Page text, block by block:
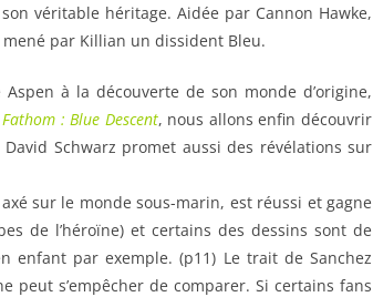
véritable héritage. Aidée par Cannon Hawke,
par Killian un dissident Bleu.
à la découverte de son monde d’origine,
Fathom : Blue Descent, nous allons enfin découvrir
Schwarz promet aussi des révélations sur
sur le monde sous-marin, est réussi et gagne
de l’héroïne) et certains des dessins sont de
enfant par exemple. (p11) Le trait de Sanchez
peut s’empêcher de comparer. Si certains fans